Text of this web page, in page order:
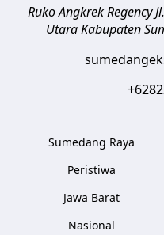
Ruko Angkrek Regency
Utara Kabupaten
Sumedang Raya
Peristiwa
Jawa Barat
Nasional